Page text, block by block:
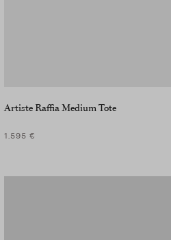
Artiste Raffia Medium Tote
1.595 €